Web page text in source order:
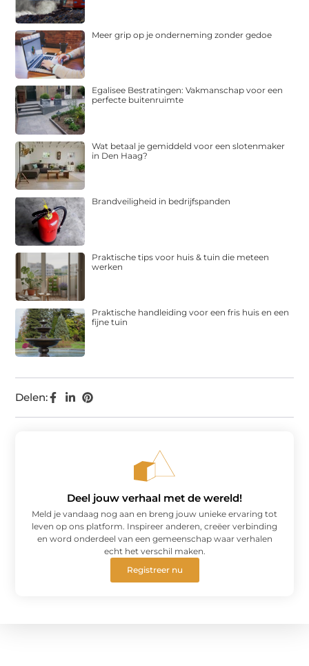
Delen:
Meer grip op je onderneming zonder gedoe
Egalisee Bestratingen: Vakmanschap voor een
perfecte buitenruimte
Wat betaal je gemiddeld voor een slotenmaker
in Den Haag?
Brandveiligheid in bedrijfspanden
Praktische tips voor huis & tuin die meteen
werken
Praktische handleiding voor een fris huis en een
fijne tuin
Deel jouw verhaal met de wereld!
Meld je vandaag nog aan en breng jouw unieke ervaring tot
leven op ons platform. Inspireer anderen, creëer verbinding
en word onderdeel van een gemeenschap waar verhalen
echt het verschil maken.
Registreer nu